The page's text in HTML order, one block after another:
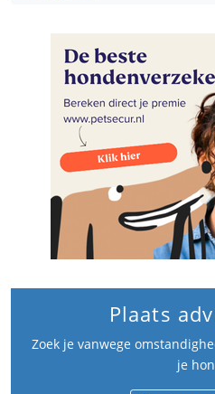
Plaats
Zoek je vanwege
je